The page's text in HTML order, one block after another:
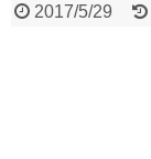
2017/5/29